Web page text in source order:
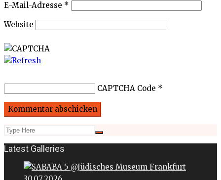
E-Mail-Adresse *
Website
CAPTCHA Code *
Latest Galleries